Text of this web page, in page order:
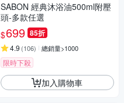
SABON 經典沐浴油500ml附壓
頭-多款任選
$699 85折
4.9 (106) 總銷量>1000
限時下殺
加入購物車